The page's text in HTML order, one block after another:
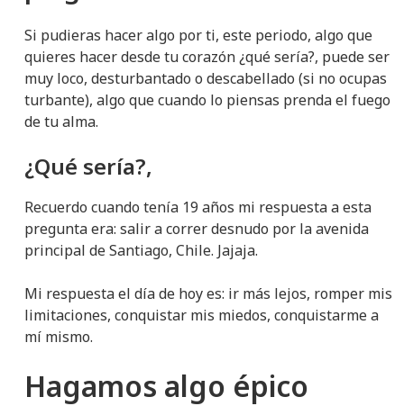
Si pudieras hacer algo por ti, este periodo, algo que
quieres hacer desde tu corazón ¿qué sería?, puede ser
muy loco, desturbantado o descabellado (si no ocupas
turbante), algo que cuando lo piensas prenda el fuego
de tu alma.
¿Qué sería?,
Recuerdo cuando tenía 19 años mi respuesta a esta
pregunta era: salir a correr desnudo por la avenida
principal de Santiago, Chile. Jajaja.
Mi respuesta el día de hoy es: ir más lejos, romper mis
limitaciones, conquistar mis miedos, conquistarme a
mí mismo.
Hagamos algo épico